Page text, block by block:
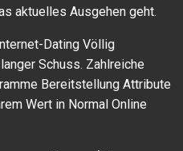
aktuelles Ausgehen geht.
Dating Völlig
Schuss. Zahlreiche
Bereitstellung Attribute
Wert in Normal Online